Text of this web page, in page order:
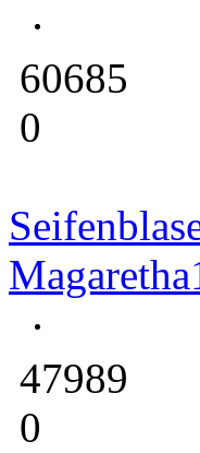
60685
0
47989
0